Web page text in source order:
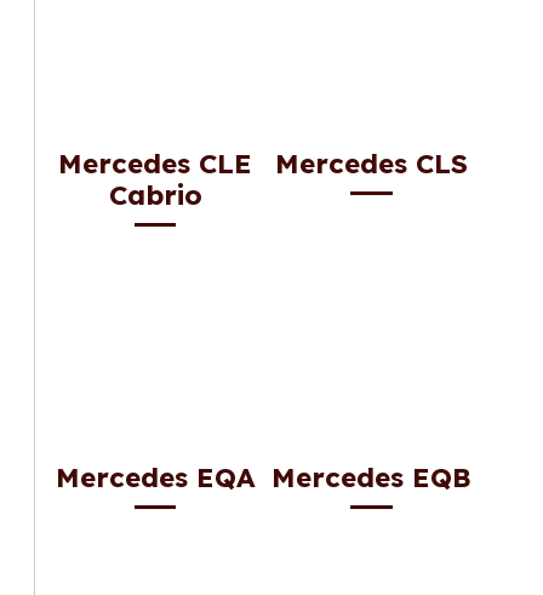
Mercedes CLE
Cabrio
Mercedes CLS
Mercedes EQA Mercedes EQB